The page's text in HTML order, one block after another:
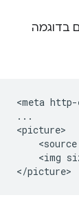
בדוגמה
<meta
...
<picture>
<img